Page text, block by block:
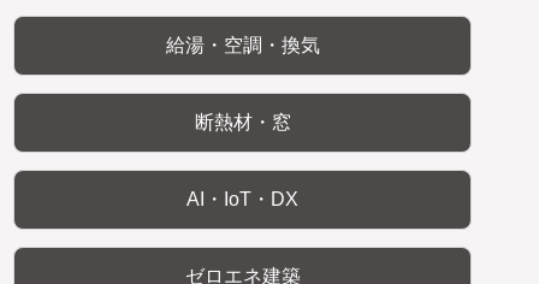
給湯・空調・換気
断熱材・窓
AI・IoT・DX
ゼロエネ建築